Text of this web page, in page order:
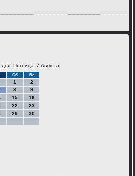
Пятница, 7 Августа
Сб Вс
1
2
8
9
15
16
22
23
29
30